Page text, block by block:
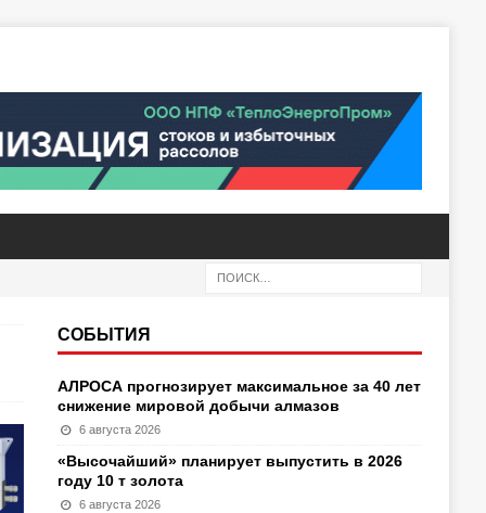
СОБЫТИЯ
АЛРОСА прогнозирует максимальное за 40 лет
снижение мировой добычи алмазов
6 августа 2026
«Высочайший» планирует выпустить в 2026
году 10 т золота
6 августа 2026